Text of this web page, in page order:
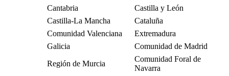
Cantabria
Castilla y León
Castilla-La Mancha
Cataluña
Comunidad Valenciana
Extremadura
Galicia
Comunidad de Madrid
Región de Murcia
Comunidad Foral de
Navarra